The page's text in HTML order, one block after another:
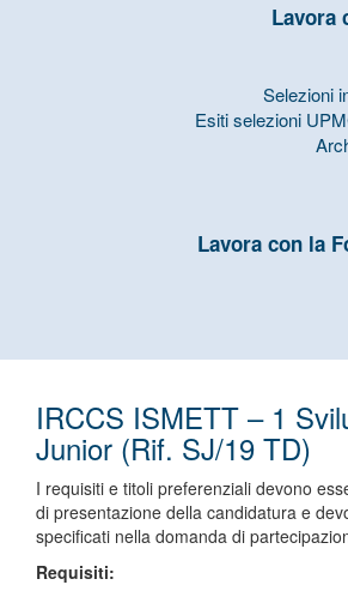
Lavora
Selezioni
Esiti selezioni
Lavora con la
IRCCS ISMETT – 1
Junior (Rif. SJ/19 TD)
I requisiti e titoli preferenziali devono
di presentazione della candidatura e
specificati nella domanda di
Requisiti: